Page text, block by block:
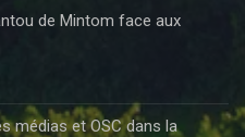
de Mintom face aux
médias et OSC dans la